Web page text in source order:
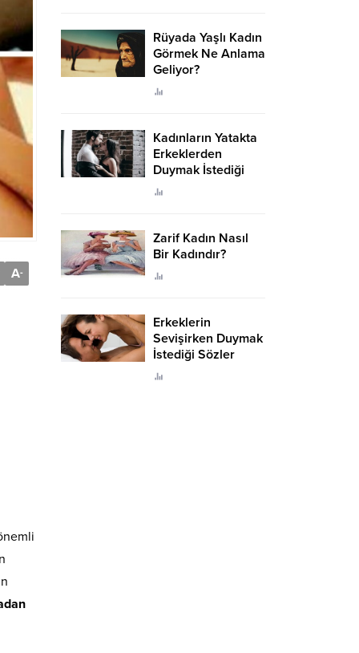
A-
Rüyada Yaşlı Kadın
Görmek Ne Anlama
Geliyor?
Kadınların Yatakta
Erkeklerden
Duymak İstediği
Sözler
Zarif Kadın Nasıl
Bir Kadındır?
Erkeklerin
Sevişirken Duymak
İstediği Sözler
Neler?